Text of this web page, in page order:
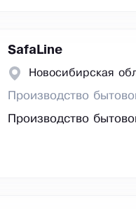
SafaLine
Новосибирская
Производство
Производство